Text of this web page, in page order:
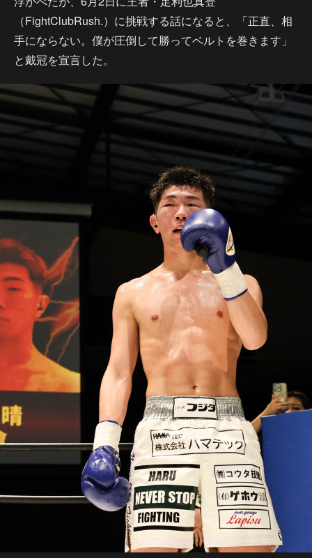
（FightClubRush.）に挑戦する話になると、「正直、相
手にならない。僕が圧倒して勝ってベルトを巻きます」
と戴冠を宣言した。